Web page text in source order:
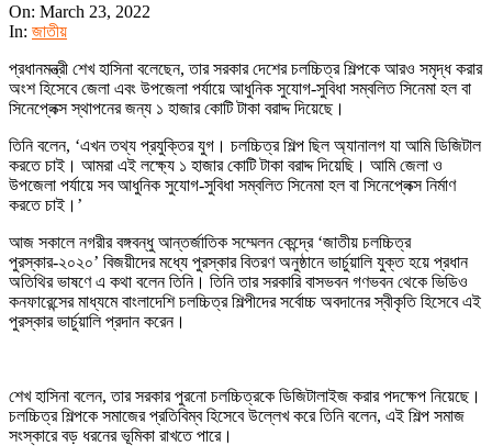
On: March 23, 2022
In: জাতীয়
প্রধানমন্ত্রী শেখ হাসিনা বলেছেন, তার সরকার দেশের চলচ্চিত্র শিল্পকে আরও সমৃদ্ধ করার
অংশ হিসেবে জেলা এবং উপজেলা পর্যায়ে আধুনিক সুযোগ-সুবিধা সম্বলিত সিনেমা হল বা
সিনেপ্লেক্স স্থাপনের জন্য ১ হাজার কোটি টাকা বরাদ্দ দিয়েছে।
তিনি বলেন, ‘এখন তথ্য প্রযুক্তির যুগ। চলচ্চিত্র শিল্প ছিল অ্যানালগ যা আমি ডিজিটাল
করতে চাই। আমরা এই লক্ষ্যে ১ হাজার কোটি টাকা বরাদ্দ দিয়েছি। আমি জেলা ও
উপজেলা পর্যায়ে সব আধুনিক সুযোগ-সুবিধা সম্বলিত সিনেমা হল বা সিনেপ্লেক্স নির্মাণ
করতে চাই।’
আজ সকালে নগরীর বঙ্গবন্ধু আন্তর্জাতিক সম্মেলন কেন্দ্রে ‘জাতীয় চলচ্চিত্র
পুরস্কার-২০২০’ বিজয়ীদের মধ্যে পুরস্কার বিতরণ অনুষ্ঠানে ভার্চুয়ালি যুক্ত হয়ে প্রধান
অতিথির ভাষণে এ কথা বলেন তিনি। তিনি তার সরকারি বাসভবন গণভবন থেকে ভিডিও
কনফারেন্সের মাধ্যমে বাংলাদেশি চলচ্চিত্র শিল্পীদের সর্বোচ্চ অবদানের স্বীকৃতি হিসেবে এই
পুরস্কার ভার্চুয়ালি প্রদান করেন।
শেখ হাসিনা বলেন, তার সরকার পুরনো চলচ্চিত্রকে ডিজিটালাইজ করার পদক্ষেপ নিয়েছে।
চলচ্চিত্র শিল্পকে সমাজের প্রতিবিম্ব হিসেবে উল্লেখ করে তিনি বলেন, এই শিল্প সমাজ
সংস্কারে বড় ধরনের ভূমিকা রাখতে পারে।